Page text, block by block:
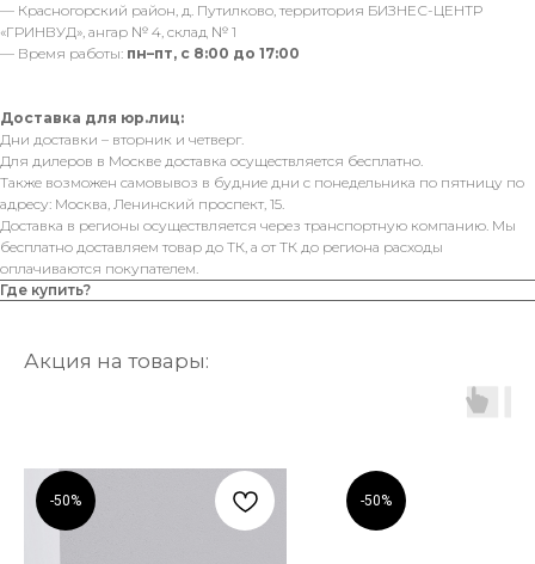
— Красногорский район, д. Путилково, территория БИЗНЕС-ЦЕНТР
«ГРИНВУД», ангар № 4, склад № 1
— Время работы: пн–пт, с 8:00 до 17:00
Доставка для юр.лиц:
Дни доставки – вторник и четверг.
Для дилеров в Москве доставка осуществляется бесплатно.
Также возможен самовывоз в будние дни с понедельника по пятницу по
адресу: Москва, Ленинский проспект, 15.
Доставка в регионы осуществляется через транспортную компанию. Мы
бесплатно доставляем товар до ТК, а от ТК до региона расходы
оплачиваются покупателем.
Где купить?
Акция на товары:
-50% -50%